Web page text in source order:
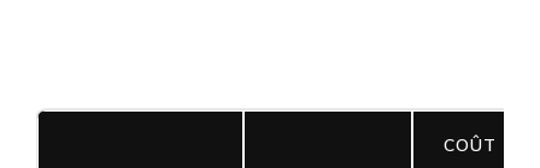
COÛT